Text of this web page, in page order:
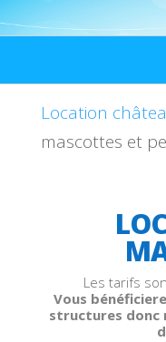
Location
mascottes et
Les tarifs
Vous
structures donc